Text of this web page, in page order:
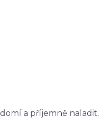
a příjemně naladit.